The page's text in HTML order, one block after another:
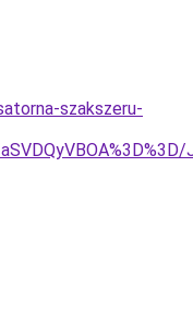
szakszeru-